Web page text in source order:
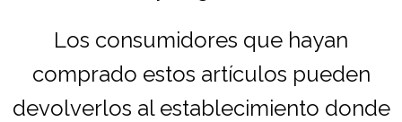
Los consumidores que hayan
comprado estos artículos pueden
devolverlos al establecimiento donde